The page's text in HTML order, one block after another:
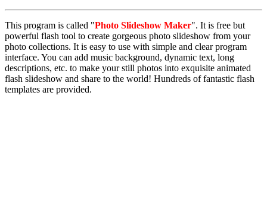
This program is called "Photo Slideshow Maker". It is free but
powerful flash tool to create gorgeous photo slideshow from your
photo collections. It is easy to use with simple and clear program
interface. You can add music background, dynamic text, long
descriptions, etc. to make your still photos into exquisite animated
flash slideshow and share to the world! Hundreds of fantastic flash
templates are provided.